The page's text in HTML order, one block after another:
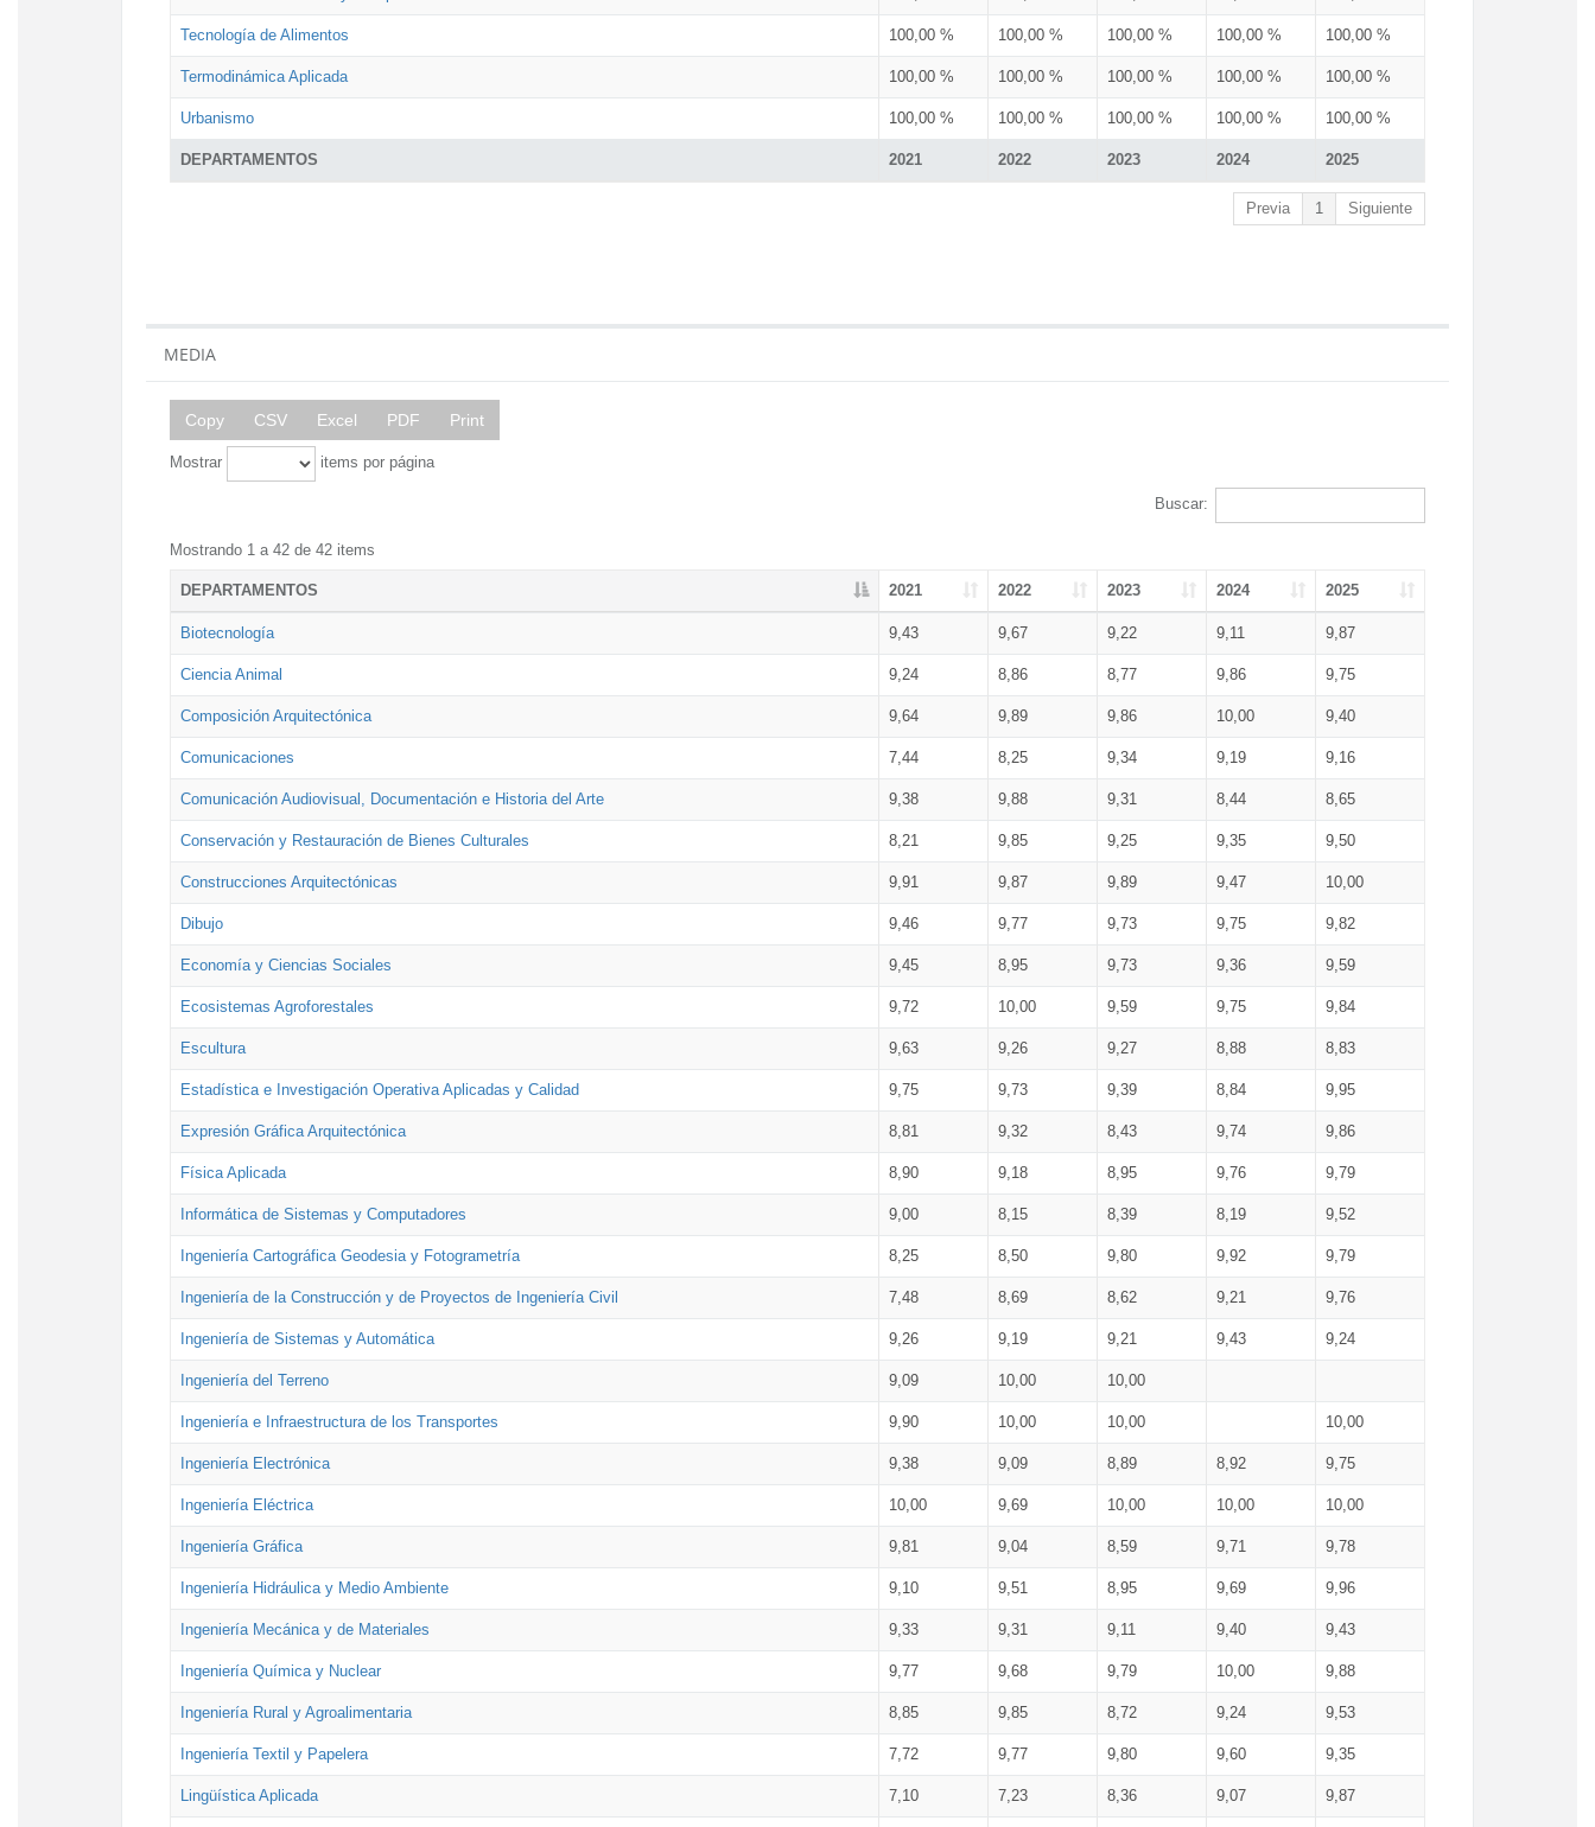
DEPARTAMENTOS 2021 2022 2023 2024 2025
Tecnología de Alimentos 100,00 % 100,00 % 100,00 % 100,00 % 100,00 %
Termodinámica Aplicada 100,00 % 100,00 % 100,00 % 100,00 % 100,00 %
Urbanismo 100,00 % 100,00 % 100,00 % 100,00 % 100,00 %
Previa 1 Siguiente
MEDIA
Copy CSV Excel PDF Print
Mostrar items por página
Buscar:
Mostrando 1 a 42 de 42 items
DEPARTAMENTOS 2021 2022 2023 2024 2025
Biotecnología 9,43 9,67 9,22 9,11 9,87
Ciencia Animal 9,24 8,86 8,77 9,86 9,75
Composición Arquitectónica 9,64 9,89 9,86 10,00 9,40
Comunicaciones 7,44 8,25 9,34 9,19 9,16
Comunicación Audiovisual, Documentación e Historia del Arte 9,38 9,88 9,31 8,44 8,65
Conservación y Restauración de Bienes Culturales 8,21 9,85 9,25 9,35 9,50
Construcciones Arquitectónicas 9,91 9,87 9,89 9,47 10,00
Dibujo 9,46 9,77 9,73 9,75 9,82
Economía y Ciencias Sociales 9,45 8,95 9,73 9,36 9,59
Ecosistemas Agroforestales 9,72 10,00 9,59 9,75 9,84
Escultura 9,63 9,26 9,27 8,88 8,83
Estadística e Investigación Operativa Aplicadas y Calidad 9,75 9,73 9,39 8,84 9,95
Expresión Gráfica Arquitectónica 8,81 9,32 8,43 9,74 9,86
Física Aplicada 8,90 9,18 8,95 9,76 9,79
Informática de Sistemas y Computadores 9,00 8,15 8,39 8,19 9,52
Ingeniería Cartográfica Geodesia y Fotogrametría 8,25 8,50 9,80 9,92 9,79
Ingeniería de la Construcción y de Proyectos de Ingeniería Civil 7,48 8,69 8,62 9,21 9,76
Ingeniería de Sistemas y Automática 9,26 9,19 9,21 9,43 9,24
Ingeniería del Terreno 9,09 10,00 10,00
Ingeniería e Infraestructura de los Transportes 9,90 10,00 10,00 10,00
Ingeniería Electrónica 9,38 9,09 8,89 8,92 9,75
Ingeniería Eléctrica 10,00 9,69 10,00 10,00 10,00
Ingeniería Gráfica 9,81 9,04 8,59 9,71 9,78
Ingeniería Hidráulica y Medio Ambiente 9,10 9,51 8,95 9,69 9,96
Ingeniería Mecánica y de Materiales 9,33 9,31 9,11 9,40 9,43
Ingeniería Química y Nuclear 9,77 9,68 9,79 10,00 9,88
Ingeniería Rural y Agroalimentaria 8,85 9,85 8,72 9,24 9,53
Ingeniería Textil y Papelera 7,72 9,77 9,80 9,60 9,35
Lingüística Aplicada 7,10 7,23 8,36 9,07 9,87